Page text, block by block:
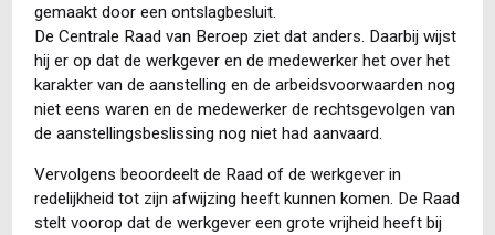
gemaakt door een ontslagbesluit.
De Centrale Raad van Beroep ziet dat anders. Daarbij wijst
hij er op dat de werkgever en de medewerker het over het
karakter van de aanstelling en de arbeidsvoorwaarden nog
niet eens waren en de medewerker de rechtsgevolgen van
de aanstellingsbeslissing nog niet had aanvaard.
Vervolgens beoordeelt de Raad of de werkgever in
redelijkheid tot zijn afwijzing heeft kunnen komen. De Raad
stelt voorop dat de werkgever een grote vrijheid heeft bij